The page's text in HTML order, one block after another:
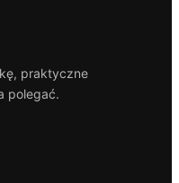
praktyczne
polegać.